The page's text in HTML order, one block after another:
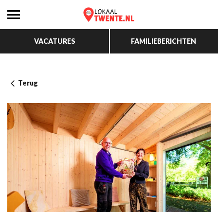
VACATURES FAMILIEBERICHTEN
Terug